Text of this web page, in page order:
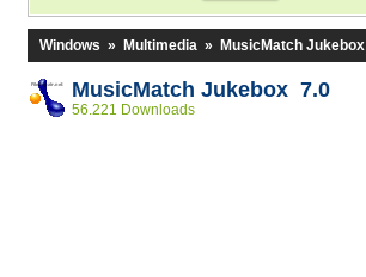
Windows » Multimedia » MusicMatch Jukebox
MusicMatch Jukebox 7.0
56.221 Downloads